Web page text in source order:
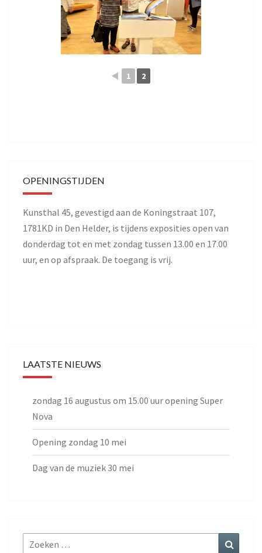
◄ 1 2
OPENINGSTIJDEN
Kunsthal 45, gevestigd aan de Koningstraat 107,
1781KD in Den Helder, is tijdens exposities open van
donderdag tot en met zondag tussen 13.00 en 17.00
uur, en op afspraak. De toegang is vrij.
LAATSTE NIEUWS
zondag 16 augustus om 15.00 uur opening Super
Nova
Opening zondag 10 mei
Dag van de muziek 30 mei
Zoeken